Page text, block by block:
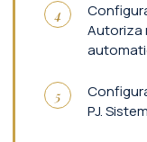
Autoriza
PJ.